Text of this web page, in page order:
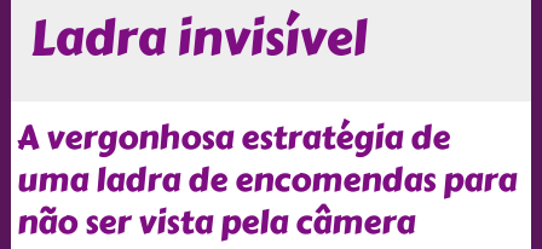
Ladra invisível
A vergonhosa estratégia de
uma ladra de encomendas para
não ser vista pela câmera